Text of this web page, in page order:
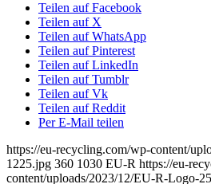
Teilen auf Facebook
Teilen auf X
Teilen auf WhatsApp
Teilen auf Pinterest
Teilen auf LinkedIn
Teilen auf Tumblr
Teilen auf Vk
Teilen auf Reddit
Per E-Mail teilen
https://eu-recycling.com/wp-content/
1225.jpg 360 1030 EU-R https://eu-
content/uploads/2023/12/EU-R-Logo-